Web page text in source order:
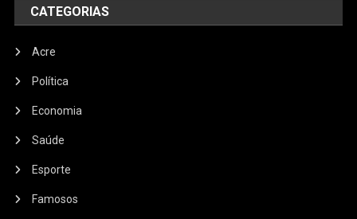
CATEGORIAS
Acre
Política
Economia
Saúde
Esporte
Famosos